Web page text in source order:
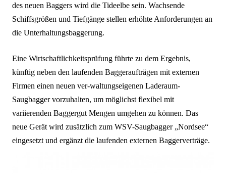
des neuen Baggers wird die Tideelbe sein. Wachsende
Schiffsgrößen und Tiefgänge stellen erhöhte Anforderungen an
die Unterhaltungsbaggerung.
Eine Wirtschaftlichkeitsprüfung führte zu dem Ergebnis,
künftig neben den laufenden Baggeraufträgen mit externen
Firmen einen neuen ver-waltungseigenen Laderaum-
Saugbagger vorzuhalten, um möglichst flexibel mit
variierenden Baggergut Mengen umgehen zu können. Das
neue Gerät wird zusätzlich zum WSV-Saugbagger „Nordsee“
eingesetzt und ergänzt die laufenden externen Baggerverträge.